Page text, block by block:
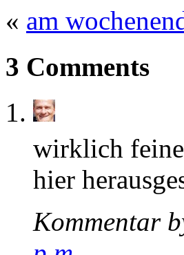
« am
3 Comments
wirklich
hier
Kommentar